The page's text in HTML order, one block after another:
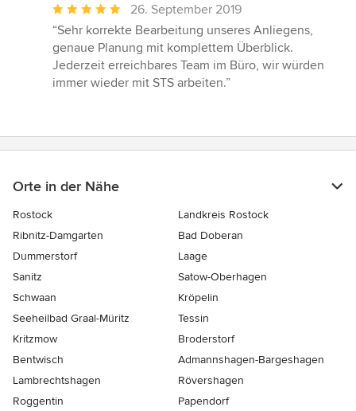
Durchschnittliche
Bewertung:
5
von
5
26. September 2019
“Sehr korrekte Bearbeitung unseres Anliegens,
genaue Planung mit komplettem Überblick.
Jederzeit erreichbares Team im Büro, wir würden
immer wieder mit STS arbeiten.”
Orte in der Nähe
Rostock
Landkreis Rostock
Ribnitz-Damgarten
Bad Doberan
Dummerstorf
Laage
Sanitz
Satow-Oberhagen
Schwaan
Kröpelin
Seeheilbad Graal-Müritz
Tessin
Kritzmow
Broderstorf
Bentwisch
Admannshagen-Bargeshagen
Lambrechtshagen
Rövershagen
Roggentin
Papendorf